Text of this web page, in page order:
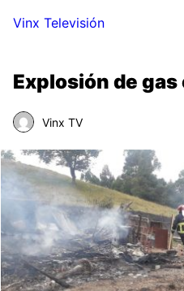
Vinx Televisión
Explosión de gas
Vinx TV